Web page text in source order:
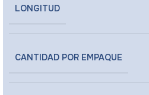
LONGITUD
CANTIDAD POR EMPAQUE